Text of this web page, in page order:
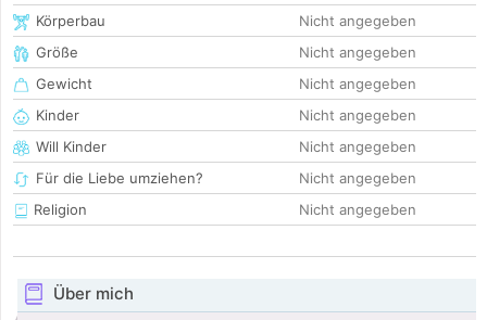
Körperbau
Nicht angegeben
Größe
Nicht angegeben
Gewicht
Nicht angegeben
Kinder
Nicht angegeben
Will Kinder
Nicht angegeben
Für die Liebe umziehen?
Nicht angegeben
Religion
Nicht angegeben
Über mich